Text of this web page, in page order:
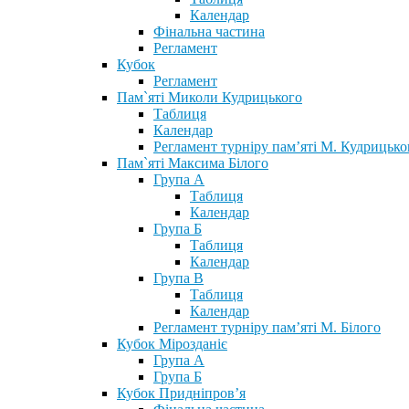
Календар
Фінальна частина
Регламент
Кубок
Регламент
Пам`яті Миколи Кудрицького
Таблиця
Календар
Регламент турніру пам’яті М.
Пам`яті Максима Білого
Група А
Таблиця
Календар
Група Б
Таблиця
Календар
Група В
Таблиця
Календар
Регламент турніру пам’яті М. Білого
Кубок Мірозданіє
Група А
Група Б
Кубок Придніпров’я